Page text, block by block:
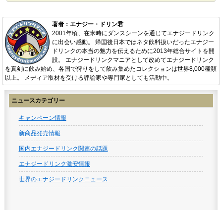
著者：エナジー・ドリン君
2001年頃、在米時にダンスシーンを通じてエナジードリンク
に出会い感動。 帰国後日本ではネタ飲料扱いだったエナジー
ドリンクの本当の魅力を伝えるために2013年総合サイトを開
設。 エナジードリンクマニアとして改めてエナジードリンク
を真剣に飲み始め、各国で狩りをして飲み集めたコレクションは世界8,000種類
以上。 メディア取材を受ける評論家や専門家としても活動中。
ニュースカテゴリー
キャンペーン情報
新商品発売情報
国内エナジードリンク関連の話題
エナジードリンク激安情報
世界のエナジードリンクニュース